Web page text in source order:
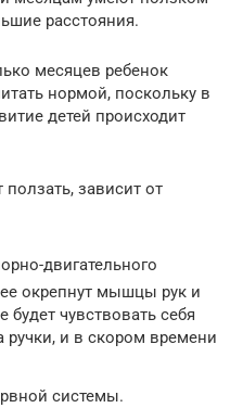
расстояния.
месяцев ребенок
нормой, поскольку в
детей происходит
зависит от
двигательного
окрепнут мышцы рук и
будет чувствовать себя
ручки, и в скором времени
системы.